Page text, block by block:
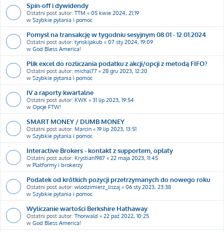
Spin-off i dywidendy
Ostatni post autor: TTM « 05 kwie 2024, 21:19
w Szybkie pytania i pomoc
Pomysł na transakcję w tygodniu sesyjnym 08.01 - 12.01.2024
Ostatni post autor: tynskijakub « 07 sty 2024, 19:09
w God Bless America!
Plik excel do rozliczania podatku z akcji/opcji z metodą FIFO?
Ostatni post autor: michal77 « 28 gru 2023, 12:20
w Szybkie pytania i pomoc
IV a raporty kwartalne
Ostatni post autor: KWK « 31 lip 2023, 19:54
w Opcje FTW!
SMART MONEY / DUMB MONEY
Ostatni post autor: Marcin « 19 lip 2023, 13:51
w Szybkie pytania i pomoc
Interactive Brokers - kontakt z supportem, opłaty
Ostatni post autor: Krystian1987 « 22 maja 2023, 11:45
w Platformy i brokerzy
Podatek od krótkich pozycji przetrzymanych do nowego roku
Ostatni post autor: wlodzimierz_liszaj « 06 sty 2023, 23:38
w Szybkie pytania i pomoc
Wyliczanie wartości Berkshire Hathaway
Ostatni post autor: Thorwald « 22 paź 2022, 10:25
w God Bless America!